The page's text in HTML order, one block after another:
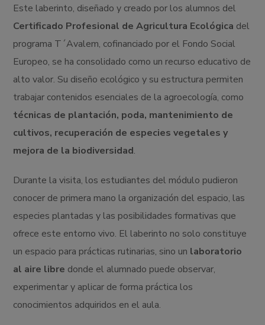
Este laberinto, diseñado y creado por los alumnos del
Certificado Profesional de Agricultura Ecológica del
programa T´Avalem, cofinanciado por el Fondo Social
Europeo, se ha consolidado como un recurso educativo de
alto valor. Su diseño ecológico y su estructura permiten
trabajar contenidos esenciales de la agroecología, como
técnicas de plantación, poda, mantenimiento de
cultivos, recuperación de especies vegetales y
mejora de la biodiversidad.
Durante la visita, los estudiantes del módulo pudieron
conocer de primera mano la organización del espacio, las
especies plantadas y las posibilidades formativas que
ofrece este entorno vivo. El laberinto no solo constituye
un espacio para prácticas rutinarias, sino un laboratorio
al aire libre donde el alumnado puede observar,
experimentar y aplicar de forma práctica los
conocimientos adquiridos en el aula.